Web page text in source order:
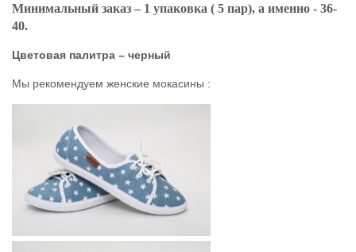
Минимальный заказ – 1 упаковка ( 5 пар), а именно - 36-
40.
Цветовая палитра – черный
Мы рекомендуем женские мокасины :